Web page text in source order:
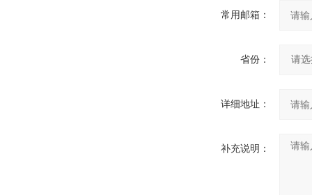
常用邮箱：
省份：
详细地址：
补充说明：